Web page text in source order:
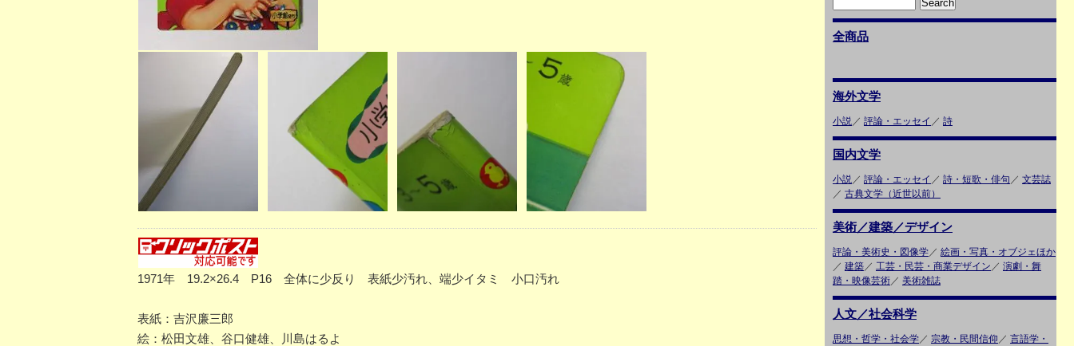
1971年 19.2×26.4 P16 全体に少反り 表紙少汚れ、端少イタミ 小口汚れ
表紙：吉沢廉三郎
絵：松田文雄、谷口健雄、川島はるよ
全商品
海外文学
小説／ 評論・エッセイ ／ 詩
国内文学
小説／ 評論・エッセイ ／ 詩・短歌・俳句 ／ 文芸誌
／ 古典文学（近世以前）
美術／建築／デザイン
評論・美術史・図像学／ 絵画・写真・オブジェほか
／ 建築／ 工芸・民芸・商業デザイン ／ 演劇・舞
踏・映像芸術／ 美術雑誌
人文／社会科学
思想・哲学・社会学／ 宗教・民間信仰 ／ 言語学・